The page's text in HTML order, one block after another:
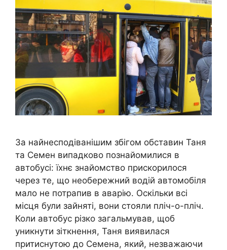
За найнесподіванішим збігом обставин Таня
та Семен випадково познайомилися в
автобусі: їхнє знайомство прискорилося
через те, що необережний водій автомобіля
мало не потрапив в аварію. Оскільки всі
місця були зайняті, вони стояли пліч-о-пліч.
Коли автобус різко загальмував, щоб
уникнути зіткнення, Таня виявилася
притиснутою до Семена, який, незважаючи